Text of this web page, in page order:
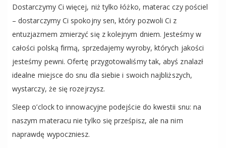
Dostarczymy Ci więcej, niż tylko łóżko, materac czy pościel
– dostarczymy Ci spokojny sen, który pozwoli Ci z
entuzjazmem zmierzyć się z kolejnym dniem. Jesteśmy w
całości polską firmą, sprzedajemy wyroby, których jakości
jesteśmy pewni. Ofertę przygotowaliśmy tak, abyś znalazł
idealne miejsce do snu dla siebie i swoich najbliższych,
wystarczy, że się rozejrzysz.
Sleep o’clock to innowacyjne podejście do kwestii snu: na
naszym materacu nie tylko się prześpisz, ale na nim
naprawdę wypoczniesz.